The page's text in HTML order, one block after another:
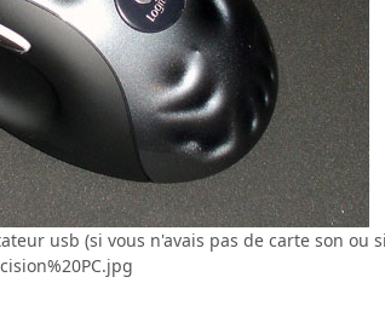
usb (si vous n'avais pas de carte son ou